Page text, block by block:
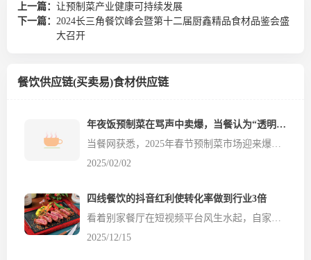
上一篇： 让预制菜产业健康可持续发展
下一篇： 2024长三角餐饮峰会暨第十二届厨鑫精品食材品鉴会盛
大召开
餐饮供应链(买卖易)食材供应链
年夜饭预制菜在骂声中卖爆，当餐认为“透明”是正确的“打开方式”
当餐网获悉，2025年春节预制菜市场迎来爆发式增长。据餐饮食材供应链平台统计，今年预制菜年销售额突破200亿元，同比增长超过50%。从消费人群看，预制菜消费者集中在一、二线城市，占比高达80%，22～31岁人群为消费主力军，占比高达43%。有网友疑惑：越骂越买，到底为什么？ 在快节奏的现代生活中，餐饮商家和消费者都越来越注重效率和便捷，预制菜凭借快速烹饪、快...
2025/02/02
四线餐饮的抖音红利使转化率做到行业3倍
看着别家餐厅在短视频平台风生水起，自家账号却始终不温不火，是许多餐饮老板心头的刺。投入了人力、做了团购、开了直播，但顾客到店数和核销率依然低迷，仿佛线上营销是个“资金黑洞”。更令人焦虑的是，传统的发传单、做折扣效果越来越差，新的增长路径究竟在哪里？ 今天餐饮食材网分享的是一个极具参考价值的真实餐饮本地化运营案例。它发生在非一线城市&m...
2025/12/15